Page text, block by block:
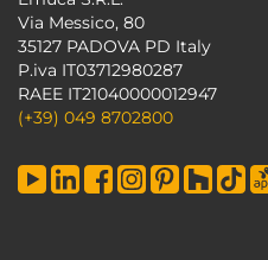
Via Messico, 80
35127 PADOVA PD Italy
P.iva IT03712980287
RAEE IT21040000012947
(+39) 049 8702800